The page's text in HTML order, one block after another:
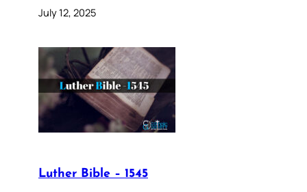
July 12, 2025
Luther Bible – 1545